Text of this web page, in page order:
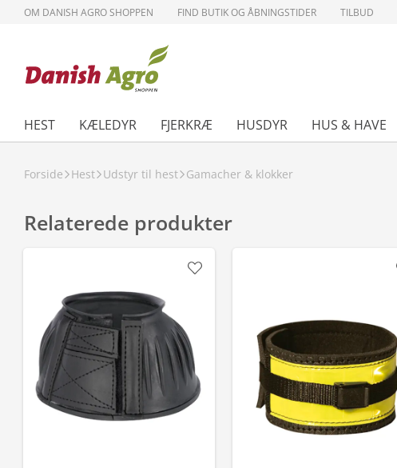
OM DANISH AGRO SHOPPEN FIND BUTIK OG ÅBNINGSTIDER TILBUD
HEST KÆLEDYR FJERKRÆ HUSDYR HUS & HAVE
Forside Hest Udstyr til hest Gamacher & klokker
Relaterede produkter